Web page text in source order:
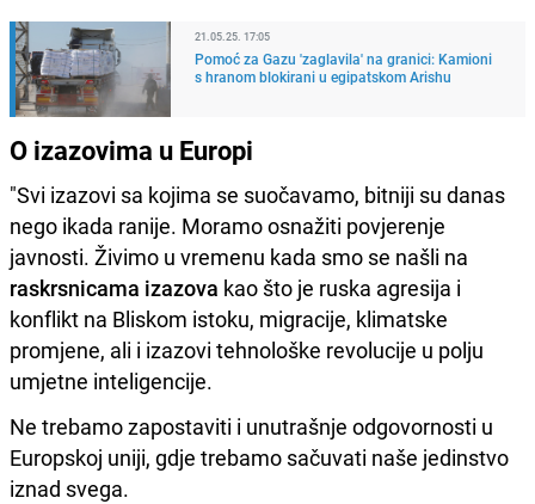
21.05.25. 17:05
Pomoć za Gazu 'zaglavila' na granici: Kamioni
s hranom blokirani u egipatskom Arishu
O izazovima u Europi
"Svi izazovi sa kojima se suočavamo, bitniji su danas
nego ikada ranije. Moramo osnažiti povjerenje
javnosti. Živimo u vremenu kada smo se našli na
raskrsnicama izazova kao što je ruska agresija i
konflikt na Bliskom istoku, migracije, klimatske
promjene, ali i izazovi tehnološke revolucije u polju
umjetne inteligencije.
Ne trebamo zapostaviti i unutrašnje odgovornosti u
Europskoj uniji, gdje trebamo sačuvati naše jedinstvo
iznad svega.